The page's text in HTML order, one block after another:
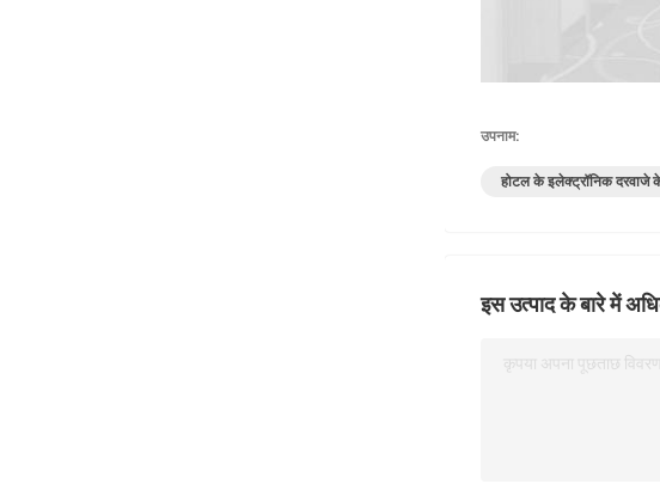
उपनाम:
होटल के इलेक्ट्रॉनिक दरवाजे
इस उत्पाद के बारे में
कृपया अपना पूछताछ